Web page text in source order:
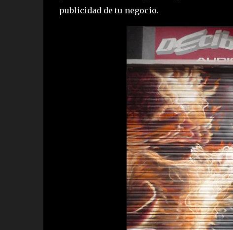
publicidad de tu negocio.